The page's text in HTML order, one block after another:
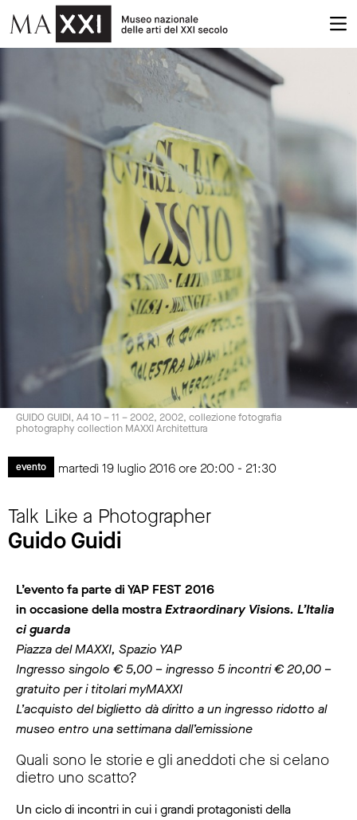
GUIDO GUIDI, A4 10 – 11 – 2002, 2002, collezione fotografia
photography collection MAXXI Architettura
evento martedì 19 luglio 2016 ore 20:00 - 21:30
Talk Like a Photographer
Guido Guidi
L’evento fa parte di YAP FEST 2016
in occasione della mostraExtraordinary Visions. L’Italia
ci guarda
Piazza del MAXXI, Spazio YAP
Ingresso singolo € 5,00 – ingresso 5 incontri € 20,00 –
gratuito per i titolari myMAXXI
L’acquisto del biglietto dà diritto a un ingresso ridotto al
museo entro una settimana dall’emissione
Quali sono le storie e gli aneddoti che si celano
dietro uno scatto?
Un ciclo di incontri in cui i grandi protagonisti della